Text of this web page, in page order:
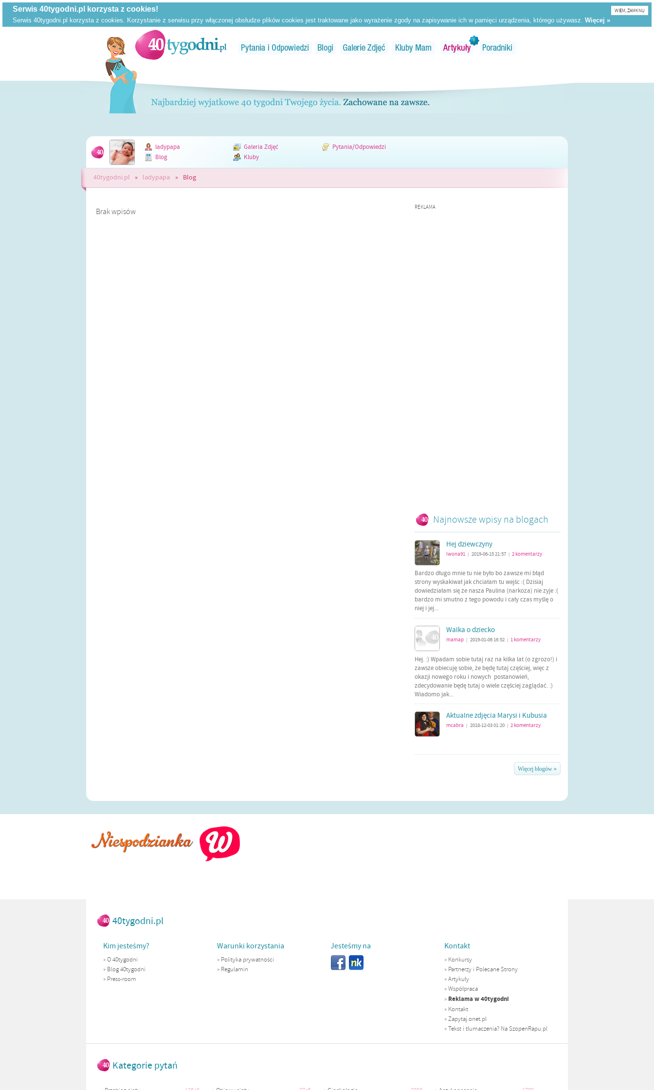
WIEM, ZAMKNIJ
ladypapa Galeria Zdjęć
Pytania/Odpowiedzi
Blog
Kluby
40tygodni.pl » ladypapa » Blog
Brak wpisów REKLAMA
Najnowsze wpisy na blogach
Hej dziewczyny
iwona91 2019-06-15 21:57 2 komentarzy
Bardzo długo mnie tu nie było bo zawsze mi błąd
strony wyskakiwał jak chciałam tu wejśc :( Dzisiaj
dowiedziałam się że nasza Paulina (narkoza) nie zyje :(
bardzo mi smutno z tego powodu i cały czas myślę o
niej i jej...
Walka o dziecko
mamap 2019-01-06 16:52 1 komentarzy
Hej. :) Wpadam sobie tutaj raz na kilka lat (o zgrozo!) i
zawsze obiecuję sobie, że będę tutaj częściej, więc z
okazji nowego roku i nowych postanowień,
zdecydowanie będę tutaj o wiele częściej zaglądać. :)
Wiadomo jak...
Aktualne zdjęcia Marysi i Kubusia
mcabra 2018-12-03 01:20 2 komentarzy
Więcej blogów »
40tygodni.pl
Kim jesteśmy?
»O 40tygodni
» Blog 40tygodni
» Press-room
Warunki korzystania
» Polityka prywatności
» Regulamin
Jesteśmy na Kontakt
» Konkursy
» Partnerzy i Polecane Strony
»Artykuły
»Współpraca
» Reklama w 40tygodni
» Kontakt
»Zapytaj.onet.pl
»Tekst i tłumaczenia? Na SzopenRapu.pl
Kategorie pytań